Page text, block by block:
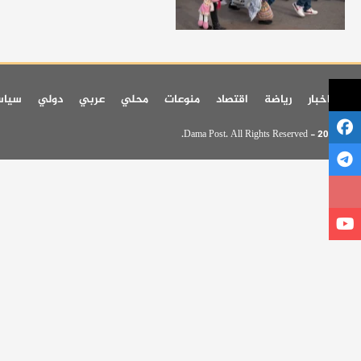
اخر اخبار رياضة اقتصاد منوعات محلي عربي دولي
© 2026 - Dama Post. All Rights Reserved.